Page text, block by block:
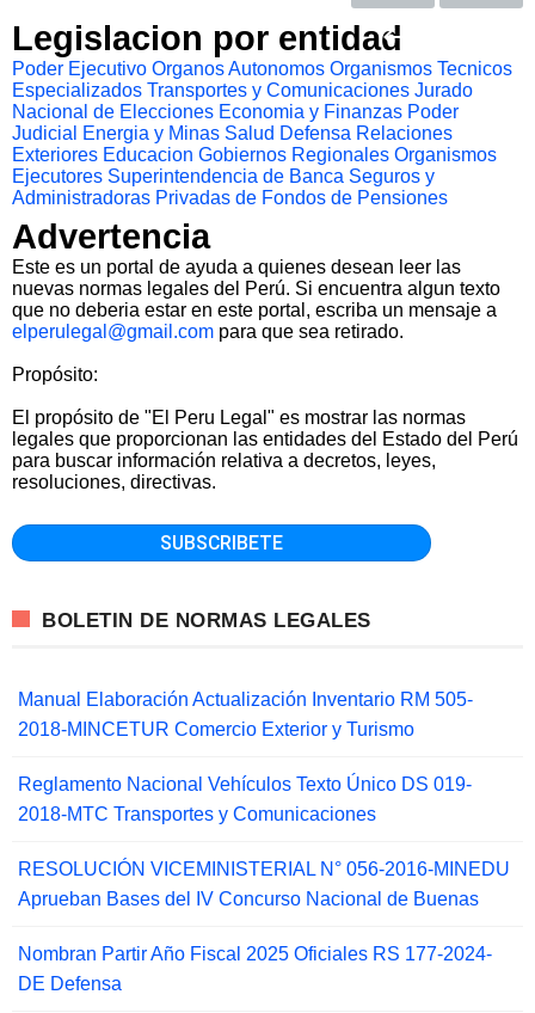
Legislacion por entidad
Poder Ejecutivo Organos Autonomos Organismos Tecnicos
Especializados Transportes y Comunicaciones Jurado
Nacional de Elecciones Economia y Finanzas Poder
Judicial
Energia y Minas Salud Defensa Relaciones
Exteriores Educacion Gobiernos Regionales Organismos
Ejecutores Superintendencia de Banca Seguros y
Administradoras Privadas de Fondos de Pensiones
Advertencia
Este es un portal de ayuda a quienes desean leer las
nuevas normas legales del Perú. Si encuentra algun texto
que no deberia estar en este portal, escriba un mensaje a
elperulegal@gmail.com para que sea retirado.
Propósito:
El propósito de "El Peru Legal" es mostrar las normas
legales que proporcionan las entidades del Estado del Perú
para buscar información relativa a decretos, leyes,
resoluciones, directivas.
BOLETIN DE NORMAS LEGALES
Manual Elaboración Actualización Inventario RM 505-
2018-MINCETUR Comercio Exterior y Turismo
Reglamento Nacional Vehículos Texto Único DS 019-
2018-MTC Transportes y Comunicaciones
RESOLUCIÓN VICEMINISTERIAL N° 056-2016-MINEDU
Aprueban Bases del IV Concurso Nacional de Buenas
Nombran Partir Año Fiscal 2025 Oficiales RS 177-2024-
DE Defensa